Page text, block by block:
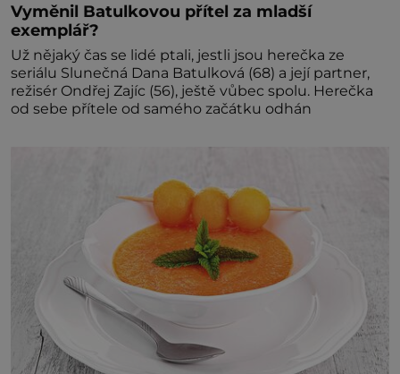
Vyměnil Batulkovou přítel za mladší
exemplář?
Už nějaký čas se lidé ptali, jestli jsou herečka ze
seriálu Slunečná Dana Batulková (68) a její partner,
režisér Ondřej Zajíc (56), ještě vůbec spolu. Herečka
od sebe přítele od samého začátku odhán